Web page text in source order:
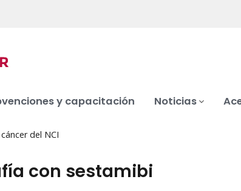
y capacitación Noticias
del NCI
con sestamibi